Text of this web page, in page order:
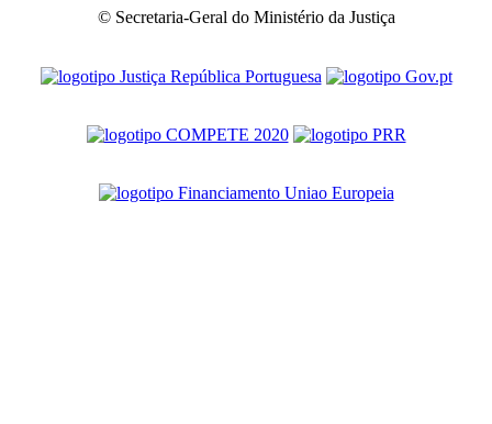
© Secretaria-Geral do Ministério da Justiça